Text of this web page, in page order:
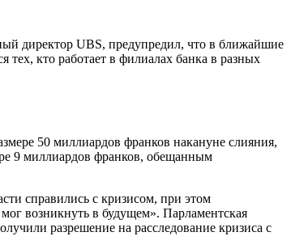
директор UBS, предупредил, что в ближайшие
тех, кто работает в филиалах банка в разных
50 миллиардов франков накануне слияния,
9 миллиардов франков, обещанным
справились с кризисом, при этом
возникнуть в будущем». Парламентская
разрешение на расследование кризиса с